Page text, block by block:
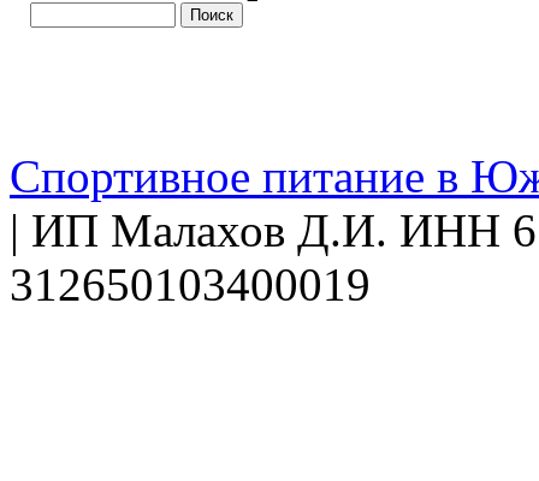
Спортивное питание в
| ИП Малахов Д.И. ИНН
312650103400019